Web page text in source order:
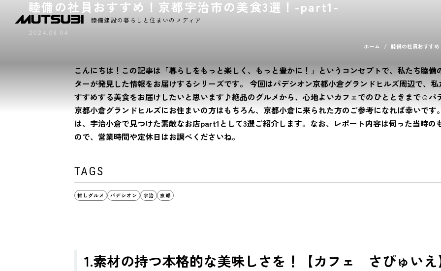
睦備建設の暮らしと住まいのメディア
ホーム 睦備の社員おすす
睦備の社員おすすめ！京都宇治市の美食3選！-part1-
2024.08.04
こんにちは！この記事は「暮らしをもっと楽しく、もっと豊かに！」というコンセプトで、私たち睦備
ターが発見した情報をお届けするシリーズです。 今回はパデシオン京都小倉グランドヒルズ周辺で、
すすめする美食をお届けしたいと思います♪絶品のグルメから、心地よいカフェでのひとときまで☺️パ
京都小倉グランドヒルズにお住まいの方はもちろん、京都小倉に来られた方のご参考になれば幸いです
は、宇治小倉で見つけた素敵なお店part1として3選ご紹介します。なお、レポート内容は伺った当時の
ので、営業時間や定休日はお調べくださいね。
TAGS
推しグルメ パデシオン 宇治 京都
1.素材の持つ本格的な美味しさを！【カフェ さぴゅい